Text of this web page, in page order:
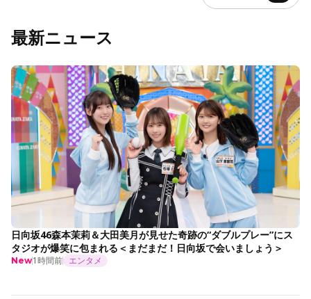
最新ニュース
日向坂46森本茉莉＆大田美月が見せた奇跡の“ダブルプレー”にス
タジオが爆笑に包まれる＜まだまだ！日向坂で会いましょう＞
New1時間前 エンタメ